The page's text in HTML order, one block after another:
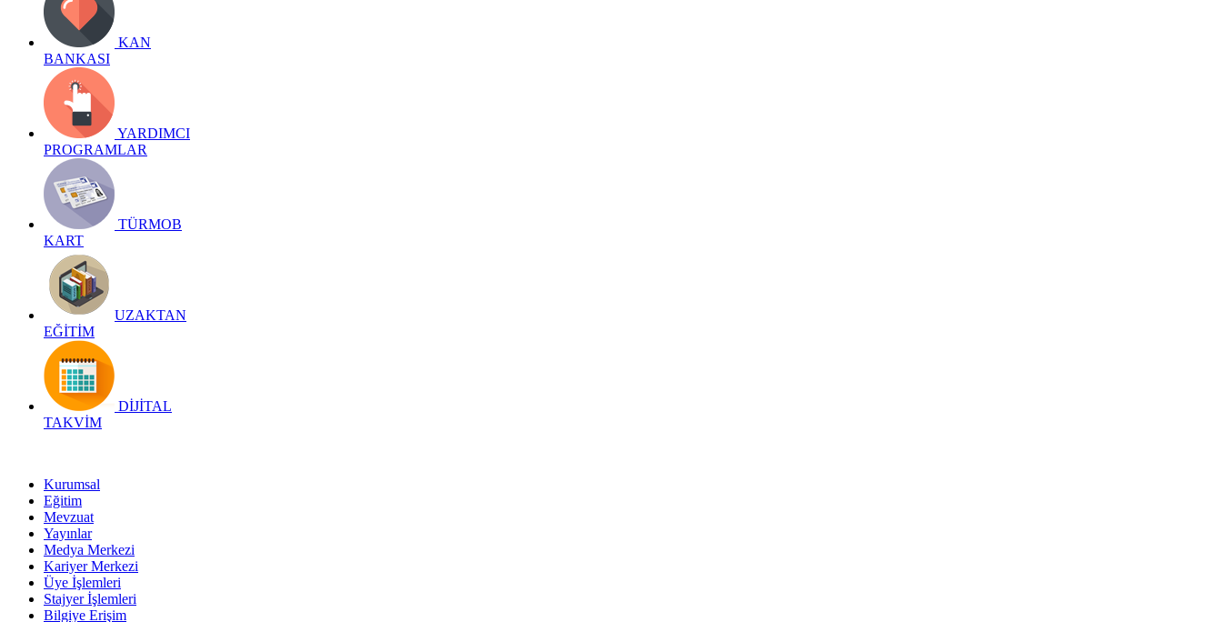
KAN
BANKASI
YARDIMCI
PROGRAMLAR
TÜRMOB
KART
UZAKTAN
EĞİTİM
DİJİTAL
TAKVİM
Kurumsal
Eğitim
Mevzuat
Yayınlar
Medya Merkezi
Kariyer Merkezi
Üye İşlemleri
Stajyer İşlemleri
Bilgiye Erişim